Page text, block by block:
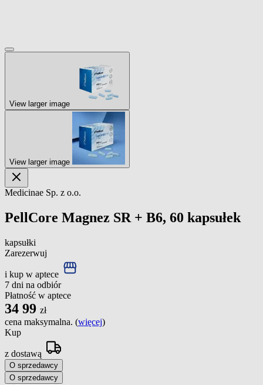
View larger image
View larger image
Medicinae Sp. z o.o.
PellCore Magnez SR + B6, 60 kapsułek
kapsułki
Zarezerwuj
i kup w aptece
7 dni na odbiór
Płatność w aptece
34 99 zł
cena maksymalna. (więcej)
Kup
z dostawą
O sprzedawcy
O sprzedawcy